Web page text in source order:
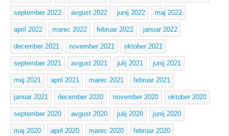
september 2022 avgust 2022 junij 2022 maj 2022
april 2022 marec 2022 februar 2022 januar 2022
december 2021 november 2021 oktober 2021
september 2021 avgust 2021 julij 2021 junij 2021
maj 2021 april 2021 marec 2021 februar 2021
januar 2021 december 2020 november 2020 oktober 2020
september 2020 avgust 2020 julij 2020 junij 2020
maj 2020 april 2020 marec 2020 februar 2020